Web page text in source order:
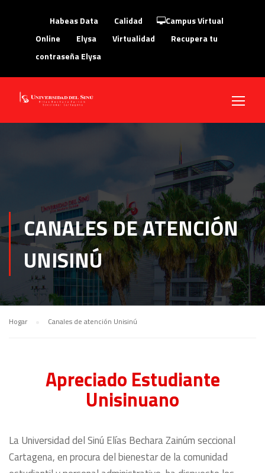
Campus Virtual
Habeas Data
Calidad
Online
Elysa Virtualidad
Recupera tu
contraseña Elysa
CANALES DE ATENCIÓN
UNISINÚ
Hogar Canales de atención Unisinú
Apreciado Estudiante
Unisinuano
La Universidad del Sinú Elías Bechara Zainúm seccional
Cartagena, en procura del bienestar de la comunidad